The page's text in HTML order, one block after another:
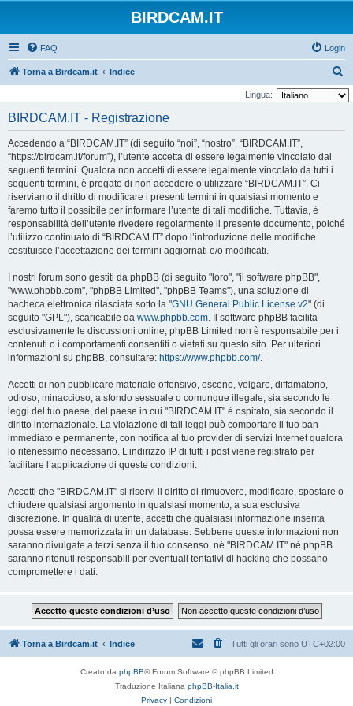
BIRDCAM.IT
FAQ Login
Torna a Birdcam.it Indice
e
Lingua:
BIRDCAM.IT - Registrazione
Accedendo a “BIRDCAM.IT” (di seguito “noi”, “nostro”, “BIRDCAM.IT”,
“https://birdcam.it/forum”), l’utente accetta di essere legalmente vincolato dai
seguenti termini. Qualora non accetti di essere legalmente vincolato da tutti i
seguenti termini, è pregato di non accedere o utilizzare “BIRDCAM.IT”. Ci
riserviamo il diritto di modificare i presenti termini in qualsiasi momento e
faremo tutto il possibile per informare l’utente di tali modifiche. Tuttavia, è
responsabilità dell’utente rivedere regolarmente il presente documento, poiché
l’utilizzo continuato di “BIRDCAM.IT” dopo l’introduzione delle modifiche
costituisce l’accettazione dei termini aggiornati e/o modificati.
I nostri forum sono gestiti da phpBB (di seguito "loro", "il software phpBB",
"www.phpbb.com", "phpBB Limited", "phpBB Teams"), una soluzione di
bacheca elettronica rilasciata sotto la "GNU General Public License v2" (di
seguito "GPL"), scaricabile da www.phpbb.com. Il software phpBB facilita
esclusivamente le discussioni online; phpBB Limited non è responsabile per i
contenuti o i comportamenti consentiti o vietati su questo sito. Per ulteriori
informazioni su phpBB, consultare: https://www.phpbb.com/.
Accetti di non pubblicare materiale offensivo, osceno, volgare, diffamatorio,
odioso, minaccioso, a sfondo sessuale o comunque illegale, sia secondo le
leggi del tuo paese, del paese in cui "BIRDCAM.IT" è ospitato, sia secondo il
diritto internazionale. La violazione di tali leggi può comportare il tuo ban
immediato e permanente, con notifica al tuo provider di servizi Internet qualora
lo ritenessimo necessario. L’indirizzo IP di tutti i post viene registrato per
facilitare l’applicazione di queste condizioni.
Accetti che "BIRDCAM.IT" si riservi il diritto di rimuovere, modificare, spostare o
chiudere qualsiasi argomento in qualsiasi momento, a sua esclusiva
discrezione. In qualità di utente, accetti che qualsiasi informazione inserita
possa essere memorizzata in un database. Sebbene queste informazioni non
saranno divulgate a terzi senza il tuo consenso, né "BIRDCAM.IT" né phpBB
saranno ritenuti responsabili per eventuali tentativi di hacking che possano
compromettere i dati.
Torna a Birdcam.it Indice Tutti gli orari sono UTC+02:00
Creato da phpBB® Forum Software © phpBB Limited
Traduzione Italiana phpBB-Italia.it
Privacy | Condizioni